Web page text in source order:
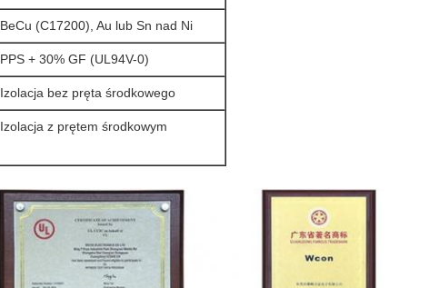
BeCu (C17200), Au lub Sn nad Ni
PPS + 30% GF (UL94V-0)
Izolacja bez pręta środkowego
Izolacja z prętem środkowym